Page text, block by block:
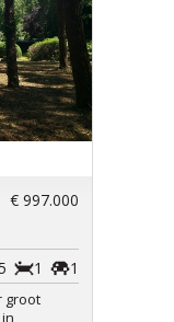
€ 997.000
1
1
groot